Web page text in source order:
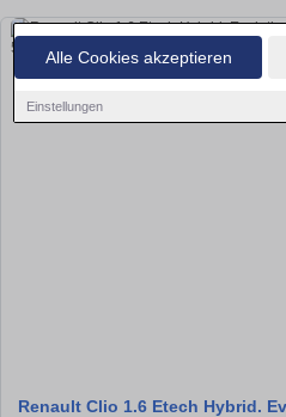
Alle Cookies akzeptieren
Einstellungen
Renault Clio 1.6 Etech Hybrid.